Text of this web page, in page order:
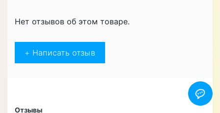
Нет отзывов об этом товаре.
+ Написать отзыв
Отзывы